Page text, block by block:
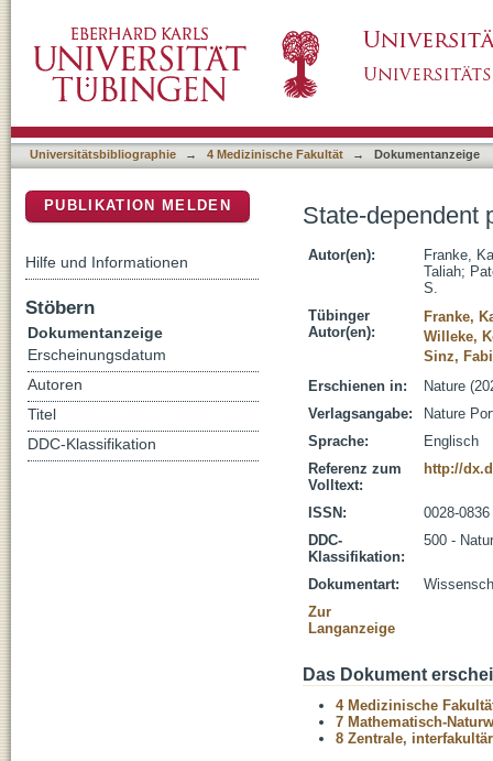
Universitätsbibliographie → 4 Medizinische Fakultät → Dokumentanzeige
State-dependent
Autor(en):
Franke,
Taliah;
S.
Tübinger
Autor(en):
Franke,
Willeke,
Sinz,
Erschienen in:
Nature
Verlagsangabe:
Nature
Sprache:
Englisch
Referenz zum
Volltext:
http://
ISSN:
0028-0836
DDC-
Klassifikation:
500 -
Dokumentart:
Zur
Langanzeige
Das Dokument
4 Medizinische
7 Mathematisch-
8 Zentrale,
PUBLIKATION MELDEN
Hilfe und Informationen
Stöbern
Dokumentanzeige
Erscheinungsdatum
Autoren
Titel
DDC-Klassifikation